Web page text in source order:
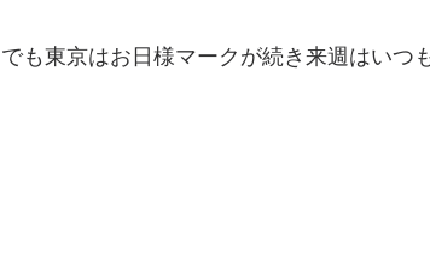
でも東京はお日様マークが続き来週はいつ